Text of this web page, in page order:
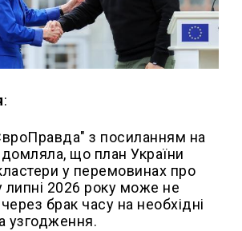
:
з посиланням на
що план України
у перемовинах про
липні 2026 року може не
брак часу на необхідні
узгодження.